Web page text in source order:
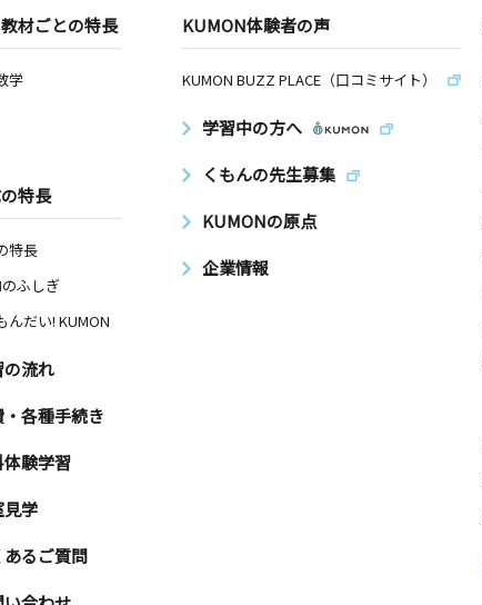
材ごとの特長
学
特長
特長
ふしぎ
んだい! KUMON
の流れ
各種手続き
体験学習
見学
あるご質問
KUMON体験者の声
KUMON BUZZ PLACE（口コミサイト）
学習中の方へ
くもんの先生募集
KUMONの原点
企業情報